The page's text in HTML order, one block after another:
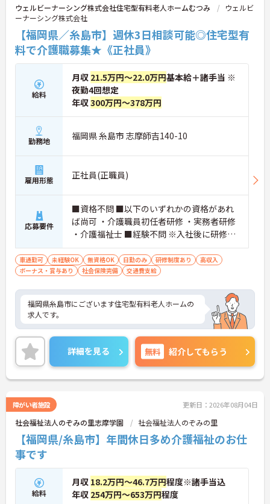
ウェルビーナーシング株式会社住宅型有料老人ホームむつみ
ウェルビ
ーナーシング株式会社
【福岡県／糸島市】週休3日相談可能◎住宅型有
料で介護職募集★《正社員》
給料
月収 21.5万円～22.0万円基本給＋諸手当 ※
夜勤4回想定
年収300万円～378万円
勤務地 福岡県 糸島市 志摩師吉140-10
雇用形態 正社員(正職員)
応募要件
■資格不問 ■以下のいずれかの資格があれ
ば尚可 ・介護職員初任者研修 ・実務者研修
・介護福祉士 ■経験不問 ※入社後に研修を
行いますので経験に不安がある方もご安心
ください！
車通勤可 未経験OK 無資格OK 日勤のみ 研修制度あり
高収入
ボーナス・賞与あり
社会保険完備 交通費支給
福岡県糸島市にございます住宅型有料老人ホームの
求人です。
詳細を見る 無料 紹介してもらう
障がい者施設 更新日：2026年08月04日
社会福祉法人のぞみの里志摩学園 社会福祉法人のぞみの里
【福岡県/糸島市】年間休日多め介護福祉のお仕
事です
給料
月収 18.2万円～46.7万円程度※諸手当込
年収 254万円～653万円程度